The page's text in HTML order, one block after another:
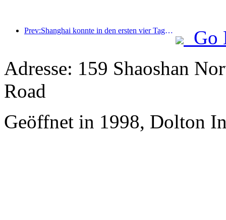
Prev:Shanghai konnte in den ersten vier Tagen des Mittherbstfestes und der Nationalfeiertage über 15,11 Millionen Besucher begrüßen, was einem Anstieg von über 20 % im Vergleich zum Vorjahr entspricht.
Go
Adresse: 159 Shaoshan
Road
Geöffnet in 1998, Dolton